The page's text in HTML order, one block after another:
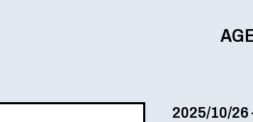
2025/10/26